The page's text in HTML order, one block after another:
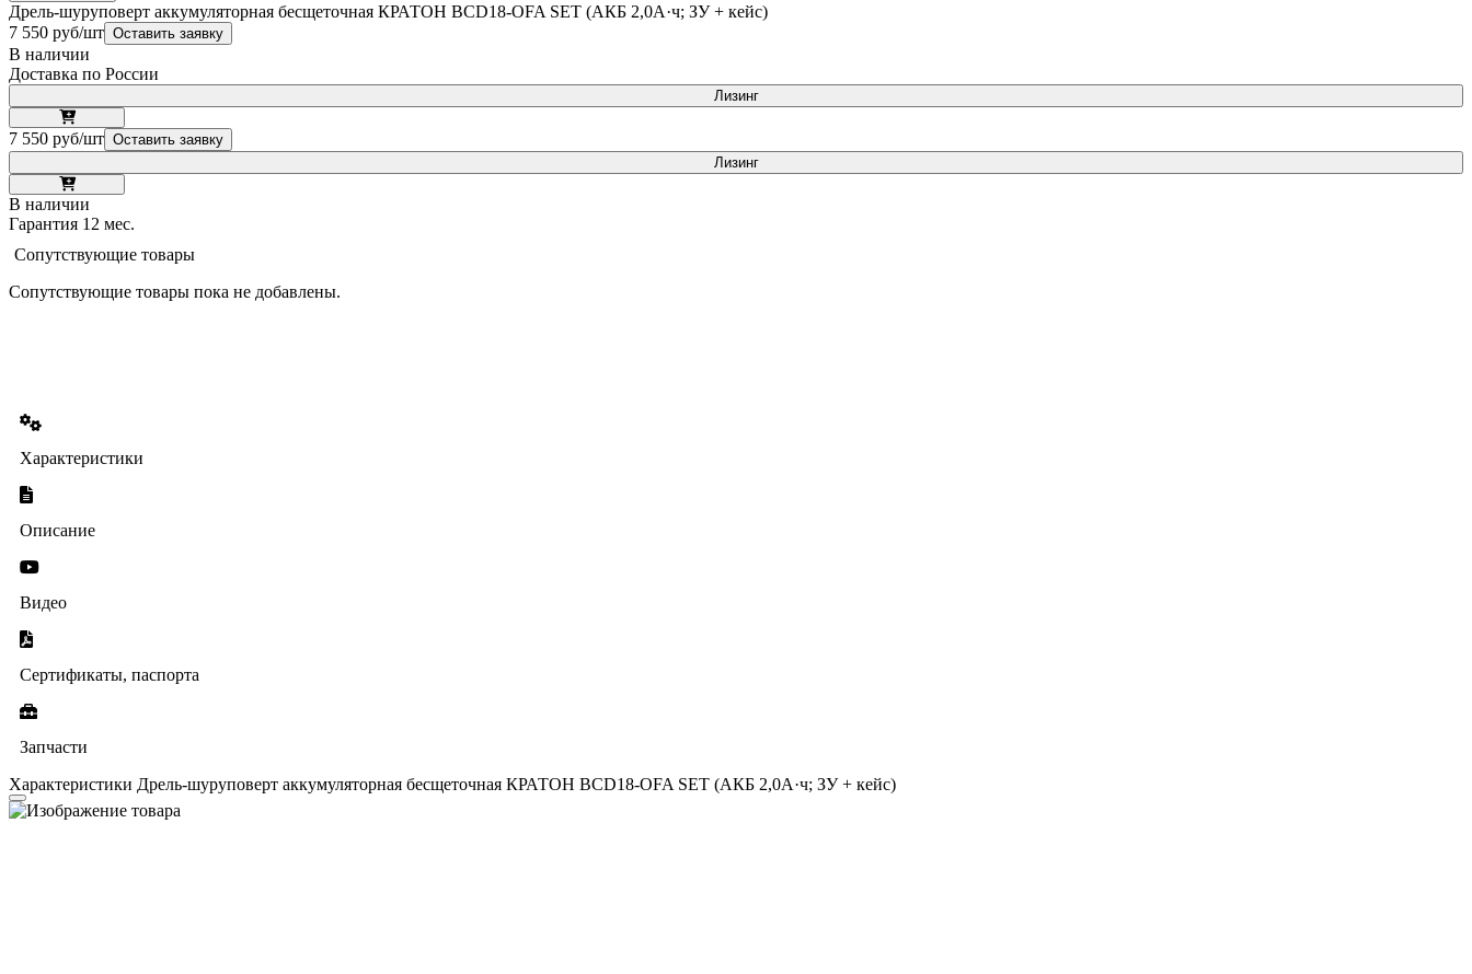
Дрель-шуруповерт аккумуляторная бесщеточная КРАТОН BCD18-OFA SET (АКБ 2,0А·ч; ЗУ + кейс)
7 550 руб/шт Оставить заявку
В наличии
Доставка по России
Лизинг
7 550 руб/шт Оставить заявку
Лизинг
В наличии
Гарантия 12 мес.
Сопутствующие товары
Сопутствующие товары пока не добавлены.
Характеристики
Описание
Видео
Сертификаты, паспорта
Запчасти
Характеристики Дрель-шуруповерт аккумуляторная бесщеточная КРАТОН BCD18-OFA SET (АКБ 2,0А·ч; ЗУ + кейс)